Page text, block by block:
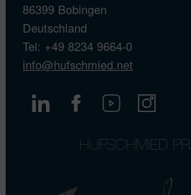
86399 Bobingen
Deutschland
Tel: +49 8234 9664-0
info@hufschmied.net
HUFSCHMIED